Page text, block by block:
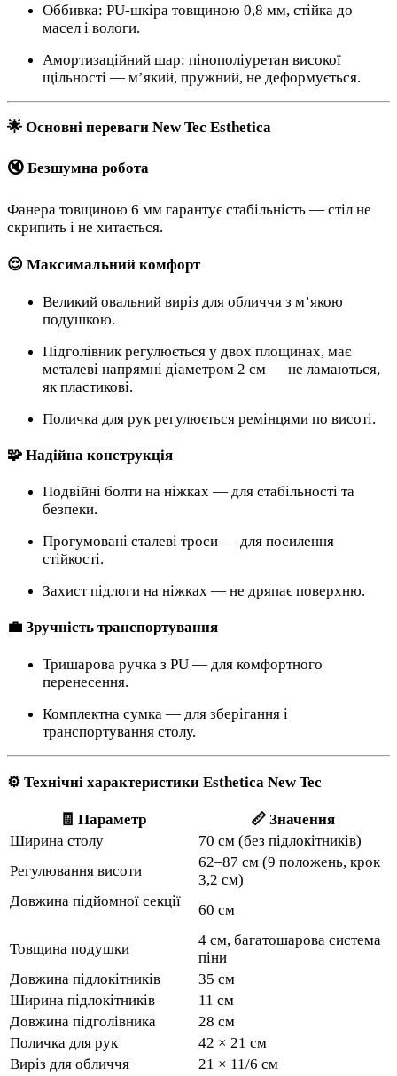
Оббивка: PU-шкіра товщиною 0,8 мм, стійка до
масел і вологи.
Амортизаційний шар: пінополіуретан високої
щільності — м’який, пружний, не деформується.
🌟 Основні переваги New Tec Esthetica
🔇 Безшумна робота
Фанера товщиною 6 мм гарантує стабільність — стіл не
скрипить і не хитається.
😌 Максимальний комфорт
Великий овальний виріз для обличчя з м’якою
подушкою.
Підголівник регулюється у двох площинах, має
металеві напрямні діаметром 2 см — не ламаються,
як пластикові.
Поличка для рук регулюється ремінцями по висоті.
🧩 Надійна конструкція
Подвійні болти на ніжках — для стабільності та
безпеки.
Прогумовані сталеві троси — для посилення
стійкості.
Захист підлоги на ніжках — не дряпає поверхню.
💼 Зручність транспортування
Тришарова ручка з PU — для комфортного
перенесення.
Комплектна сумка — для зберігання і
транспортування столу.
⚙️ Технічні характеристики Esthetica New Tec
🧾 Параметр
📏 Значення
Ширина столу
70 см (без підлокітників)
Регулювання висоти
62–87 см (9 положень, крок
3,2 см)
Довжина підйомної секції
60 см
Товщина подушки
4 см, багатошарова система
піни
Довжина підлокітників
35 см
Ширина підлокітників
11 см
Довжина підголівника
28 см
Поличка для рук
42 × 21 см
Виріз для обличчя
21 × 11/6 см